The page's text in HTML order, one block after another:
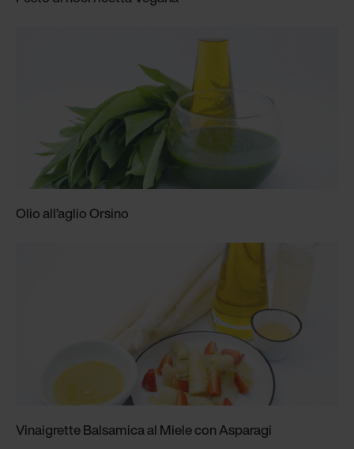
Olio all’aglio Orsino
Vinaigrette Balsamica al Miele con Asparagi